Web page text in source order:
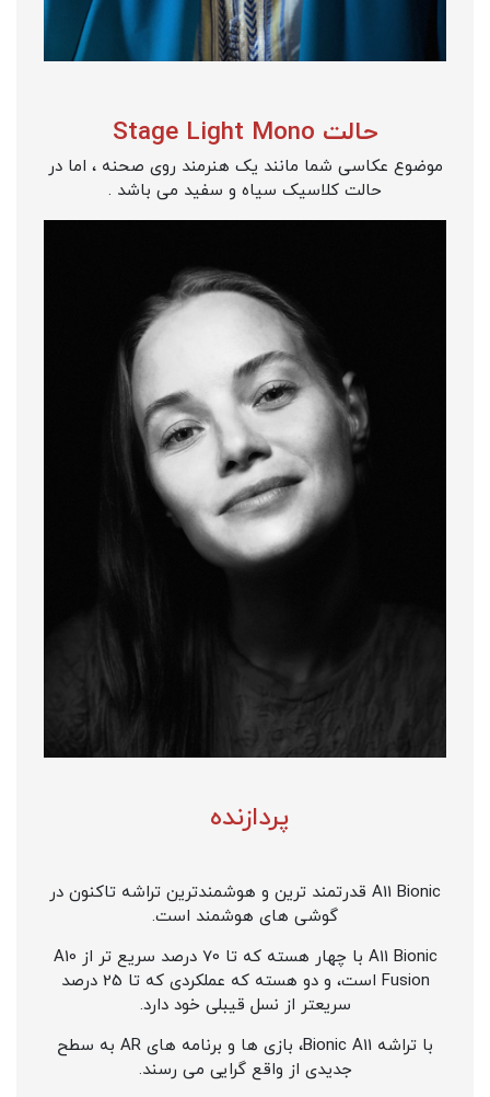
حالت Stage Light Mono
موضوع عکاسی شما مانند یک هنرمند روی صحنه ، اما در
حالت کلاسیک سیاه و سفید می باشد .
پردازنده
A11 Bionic قدرتمند ترین و هوشمندترین تراشه تاکنون در
گوشی های هوشمند است.
A11 Bionic با چهار هسته که تا 70 درصد سریع تر از A10
Fusion است، و دو هسته که عملکردی که تا 25 درصد
سریعتر از نسل قیبلی خود دارد.
با تراشه Bionic A11، بازی ها و برنامه های AR به سطح
جدیدی از واقع گرایی می رسند.